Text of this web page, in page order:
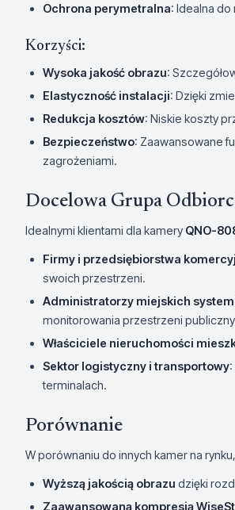
Ochrona perymetralna: Idealna
Korzyści:
Wysoka jakość obrazu:
Elastyczność instalacji: Dzięki
Redukcja kosztów: Niskie koszty
Bezpieczeństwo: Zaawansowane
zagrożeniami.
Docelowa Grupa
Idealnymi klientami dla kamery QNO-
Firmy i przedsiębiorstwa
swoich przestrzeni.
Administratorzy miejskich
monitorowania przestrzeni
Właściciele nieruchomości
Sektor logistyczny i transportowy
terminalach.
Porównanie
W porównaniu do innych kamer na rynku,
Wyższą jakością obrazu dzięki
Zaawansowaną kompresją